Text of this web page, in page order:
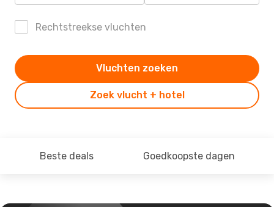
Rechtstreekse vluchten
Zoek vlucht + hotel
Vluchten zoeken
Beste deals Goedkoopste dagen